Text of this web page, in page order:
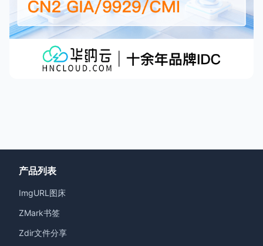
产品列表
ImgURL图床
ZMark书签
Zdir文件分享